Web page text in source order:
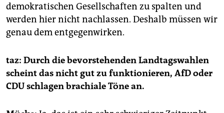
demokratischen Gesellschaften zu spalten und
werden hier nicht nachlassen. Deshalb müssen wir
genau dem entgegenwirken.
taz: Durch die bevorstehenden Landtagswahlen
scheint das nicht gut zu funktionieren, AfD oder
CDU schlagen bra­chia­le Töne an.